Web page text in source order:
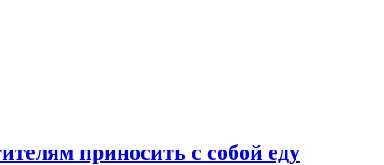
приносить с собой еду